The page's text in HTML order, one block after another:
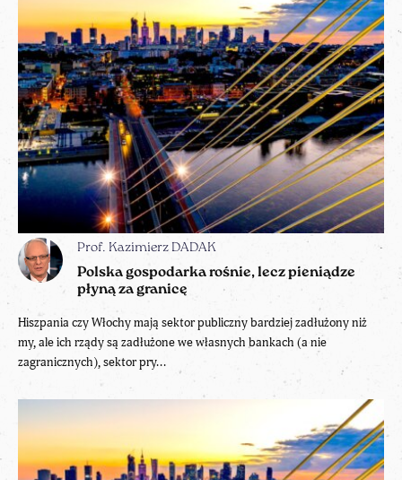
Prof. Kazimierz DADAK
Polska gospodarka rośnie, lecz pieniądze
płyną za granicę
Hiszpania czy Włochy mają sektor publiczny bardziej zadłużony niż
my, ale ich rządy są zadłużone we własnych bankach (a nie
zagranicznych), sektor pry...